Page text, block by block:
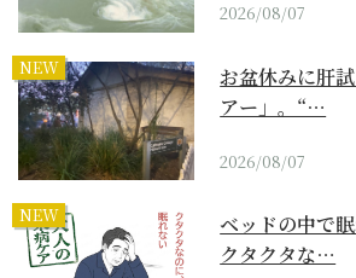
2026/08/07
NEW
お盆休みに肝
アー」。“…
2026/08/07
NEW
ベッドの中で
クタクタな…